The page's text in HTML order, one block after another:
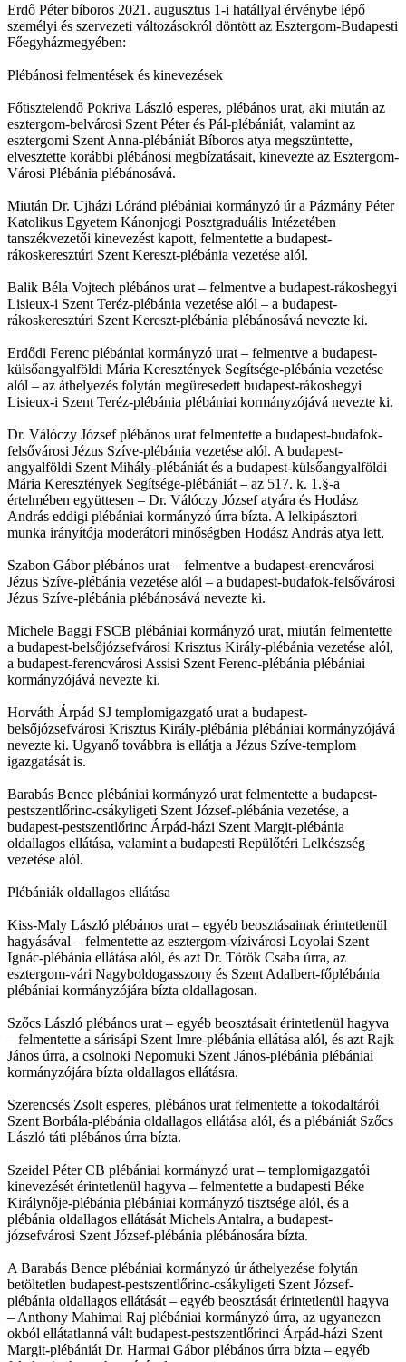
Erdő Péter bíboros 2021. augusztus 1-i hatállyal érvénybe lépő
személyi és szervezeti változásokról döntött az Esztergom-Budapesti
Főegyházmegyében:
Plébánosi felmentések és kinevezések
Főtisztelendő Pokriva László esperes, plébános urat, aki miután az
esztergom-belvárosi Szent Péter és Pál-plébániát, valamint az
esztergomi Szent Anna-plébániát Bíboros atya megszüntette,
elvesztette korábbi plébánosi megbízatásait, kinevezte az Esztergom-
Városi Plébánia plébánosává.
Miután Dr. Ujházi Lóránd plébániai kormányzó úr a Pázmány Péter
Katolikus Egyetem Kánonjogi Posztgraduális Intézetében
tanszékvezetői kinevezést kapott, felmentette a budapest-
rákoskeresztúri Szent Kereszt-plébánia vezetése alól.
Balik Béla Vojtech plébános urat – felmentve a budapest-rákoshegyi
Lisieux-i Szent Teréz-plébánia vezetése alól – a budapest-
rákoskeresztúri Szent Kereszt-plébánia plébánosává nevezte ki.
Erdődi Ferenc plébániai kormányzó urat – felmentve a budapest-
külsőangyalföldi Mária Keresztények Segítsége-plébánia vezetése
alól – az áthelyezés folytán megüresedett budapest-rákoshegyi
Lisieux-i Szent Teréz-plébánia plébániai kormányzójává nevezte ki.
Dr. Válóczy József plébános urat felmentette a budapest-budafok-
felsővárosi Jézus Szíve-plébánia vezetése alól. A budapest-
angyalföldi Szent Mihály-plébániát és a budapest-külsőangyalföldi
Mária Keresztények Segítsége-plébániát – az 517. k. 1.§-a
értelmében együttesen – Dr. Válóczy József atyára és Hodász
András eddigi plébániai kormányzó úrra bízta. A lelkipásztori
munka irányítója moderátori minőségben Hodász András atya lett.
Szabon Gábor plébános urat – felmentve a budapest-erencvárosi
Jézus Szíve-plébánia vezetése alól – a budapest-budafok-felsővárosi
Jézus Szíve-plébánia plébánosává nevezte ki.
Michele Baggi FSCB plébániai kormányzó urat, miután felmentette
a budapest-belsőjózsefvárosi Krisztus Király-plébánia vezetése alól,
a budapest-ferencvárosi Assisi Szent Ferenc-plébánia plébániai
kormányzójává nevezte ki.
Horváth Árpád SJ templomigazgató urat a budapest-
belsőjózsefvárosi Krisztus Király-plébánia plébániai kormányzójává
nevezte ki. Ugyanő továbbra is ellátja a Jézus Szíve-templom
igazgatását is.
Barabás Bence plébániai kormányzó urat felmentette a budapest-
pestszentlőrinc-csákyligeti Szent József-plébánia vezetése, a
budapest-pestszentlőrinc Árpád-házi Szent Margit-plébánia
oldallagos ellátása, valamint a budapesti Repülőtéri Lelkészség
vezetése alól.
Plébániák oldallagos ellátása
Kiss-Maly László plébános urat – egyéb beosztásainak érintetlenül
hagyásával – felmentette az esztergom-vízivárosi Loyolai Szent
Ignác-plébánia ellátása alól, és azt Dr. Török Csaba úrra, az
esztergom-vári Nagyboldogasszony és Szent Adalbert-főplébánia
plébániai kormányzójára bízta oldallagosan.
Szőcs László plébános urat – egyéb beosztásait érintetlenül hagyva
– felmentette a sárisápi Szent Imre-plébánia ellátása alól, és azt Rajk
János úrra, a csolnoki Nepomuki Szent János-plébánia plébániai
kormányzójára bízta oldallagos ellátásra.
Szerencsés Zsolt esperes, plébános urat felmentette a tokodaltárói
Szent Borbála-plébánia oldallagos ellátása alól, és a plébániát Szőcs
László táti plébános úrra bízta.
Szeidel Péter CB plébániai kormányzó urat – templomigazgatói
kinevezését érintetlenül hagyva – felmentette a budapesti Béke
Királynője-plébánia plébániai kormányzó tisztsége alól, és a
plébánia oldallagos ellátását Michels Antalra, a budapest-
józsefvárosi Szent József-plébánia plébánosára bízta.
A Barabás Bence plébániai kormányzó úr áthelyezése folytán
betöltetlen budapest-pestszentlőrinc-csákyligeti Szent József-
plébánia oldallagos ellátását – egyéb beosztását érintetlenül hagyva
– Anthony Mahimai Raj plébániai kormányzó úrra, az ugyanezen
okból ellátatlanná vált budapest-pestszentlőrinci Árpád-házi Szent
Margit-plébániát Dr. Harmai Gábor plébános úrra bízta – egyéb